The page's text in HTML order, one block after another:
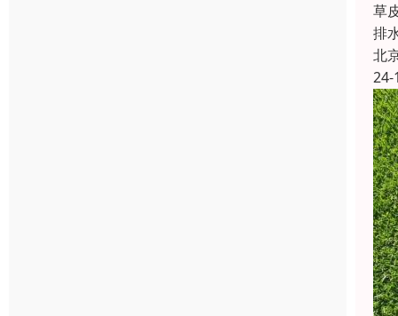
草
排
北
24-